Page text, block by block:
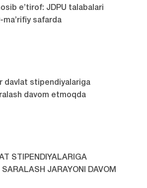
e’tirof: JDPU talabalari
ma’rifiy safarda
davlat stipendiyalariga
davom etmoqda
STIPENDIYALARIGA
JARAYONI DAVOM